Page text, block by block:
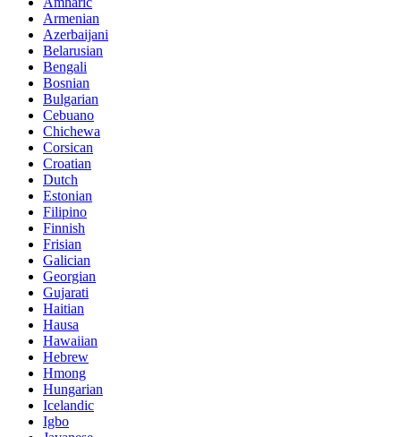
Armenian
Azerbaijani
Belarusian
Bengali
Bosnian
Bulgarian
Cebuano
Chichewa
Corsican
Croatian
Dutch
Estonian
Filipino
Finnish
Frisian
Galician
Georgian
Gujarati
Haitian
Hausa
Hawaiian
Hebrew
Hmong
Hungarian
Icelandic
Igbo